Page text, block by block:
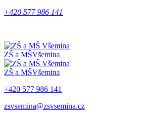
+420 577 986 141
ZŠ a MŠVšemina
ZŠ a MŠVšemina
+420 577 986 141
zsvsemina@zsvsemina.cz